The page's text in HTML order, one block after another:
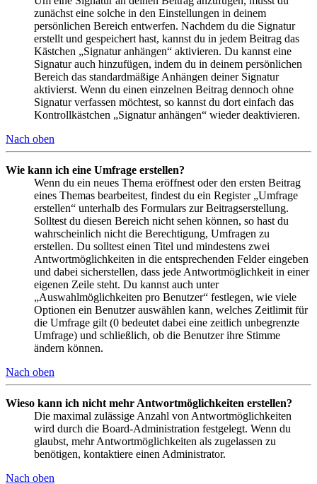
zunächst eine solche in den Einstellungen in deinem
persönlichen Bereich entwerfen. Nachdem du die Signatur
erstellt und gespeichert hast, kannst du in jedem Beitrag das
Kästchen „Signatur anhängen“ aktivieren. Du kannst eine
Signatur auch hinzufügen, indem du in deinem persönlichen
Bereich das standardmäßige Anhängen deiner Signatur
aktivierst. Wenn du einen einzelnen Beitrag dennoch ohne
Signatur verfassen möchtest, so kannst du dort einfach das
Kontrollkästchen „Signatur anhängen“ wieder deaktivieren.
Nach oben
Wie kann ich eine Umfrage erstellen?
Wenn du ein neues Thema eröffnest oder den ersten Beitrag
eines Themas bearbeitest, findest du ein Register „Umfrage
erstellen“ unterhalb des Formulars zur Beitragserstellung.
Solltest du diesen Bereich nicht sehen können, so hast du
wahrscheinlich nicht die Berechtigung, Umfragen zu
erstellen. Du solltest einen Titel und mindestens zwei
Antwortmöglichkeiten in die entsprechenden Felder eingeben
und dabei sicherstellen, dass jede Antwortmöglichkeit in einer
eigenen Zeile steht. Du kannst auch unter
„Auswahlmöglichkeiten pro Benutzer“ festlegen, wie viele
Optionen ein Benutzer auswählen kann, welches Zeitlimit für
die Umfrage gilt (0 bedeutet dabei eine zeitlich unbegrenzte
Umfrage) und schließlich, ob die Benutzer ihre Stimme
ändern können.
Nach oben
Wieso kann ich nicht mehr Antwortmöglichkeiten erstellen?
Die maximal zulässige Anzahl von Antwortmöglichkeiten
wird durch die Board-Administration festgelegt. Wenn du
glaubst, mehr Antwortmöglichkeiten als zugelassen zu
benötigen, kontaktiere einen Administrator.
Nach oben